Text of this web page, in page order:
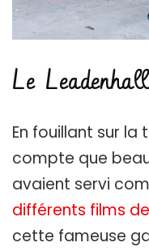
Le
En fouillant sur la
compte que
avaient servi
différents films
cette fameuse